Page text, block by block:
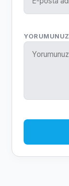
YORUMUNUZ